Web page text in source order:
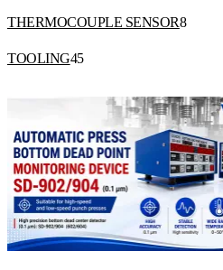
THERMOCOUPLE SENSOR8
TOOLING45